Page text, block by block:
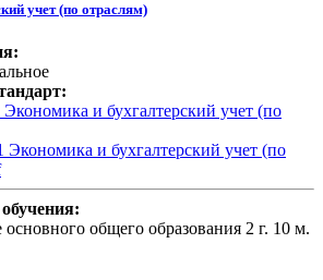
учет (по отраслям)
и бухгалтерский учет (по
и бухгалтерский учет (по
общего образования 2 г. 10 м.